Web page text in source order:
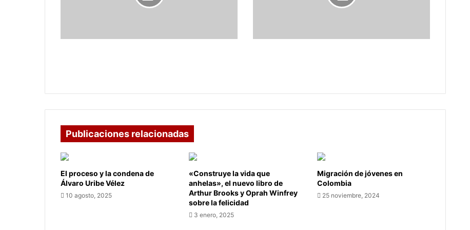
inaugural
María.
rutas
Publicaciones relacionadas
El proceso y la condena de
Álvaro Uribe Vélez
10 agosto, 2025
«Construye la vida que
anhelas», el nuevo libro de
Arthur Brooks y Oprah Winfrey
sobre la felicidad
3 enero, 2025
Migración de jóvenes en
Colombia
25 noviembre, 2024